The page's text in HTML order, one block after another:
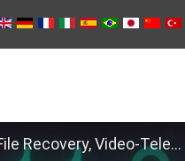
Video-Telemetry Sync, H.266 (VVC)